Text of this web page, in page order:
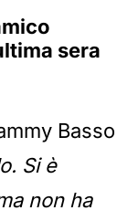
sera
Basso
Si è
non ha